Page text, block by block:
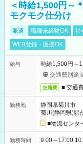
＜時給1,500円～
モクモク仕分け
派遣 職種未経験OK 社
WEB登録・面接OK
給与
時給1,500円～
交通費別途
交通費 ■ 交通
勤務地
静岡県菊川市
菊川(静岡県)駅
■物流セン
勤務時間 9:00～17:00 10:00～19:00